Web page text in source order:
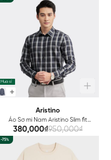
Mua sỉ
Aristino
Áo Sơ mi Nam Aristino Slim fit
ALS16602
380,000₫950,000₫
-75%